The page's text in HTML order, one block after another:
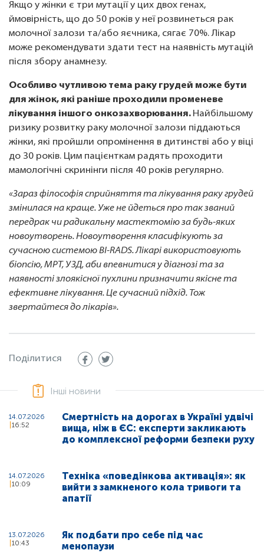
Якщо у жінки є три мутації у цих двох генах,
ймовірність, що до 50 років у неї розвинеться рак
молочної залози та/або яєчника, сягає 70%. Лікар
може рекомендувати здати тест на наявність мутацій
після збору анамнезу.
Особливо чутливою тема раку грудей може бути
для жінок, які раніше проходили променеве
лікування іншого онкозахворювання. Найбільшому
ризику розвитку раку молочної залози піддаються
жінки, які пройшли опромінення в дитинстві або у віці
до 30 років. Цим пацієнткам радять проходити
мамологічні скринінги після 40 років регулярно.
«Зараз філософія сприйняття та лікування раку грудей
змінилася на краще. Уже не йдеться про так званий
передрак чи радикальну мастектомію за будь-яких
новоутворень. Новоутворення класифікують за
сучасною системою BI-RADS. Лікарі використовують
біопсію, МРТ, УЗД, аби впевнитися у діагнозі та за
наявності злоякісної пухлини призначити якісне та
ефективне лікування. Це сучасний підхід. Тож
звертайтеся до лікарів».
Поділитися
Інші новини
14.07.2026
16:52
Смертність на дорогах в Україні удвічі
вища, ніж в ЄС: експерти закликають
до комплексної реформи безпеки руху
14.07.2026
10:09
Техніка «поведінкова активація»: як
вийти з замкненого кола тривоги та
апатії
13.07.2026
10:43
Як подбати про себе під час
менопаузи